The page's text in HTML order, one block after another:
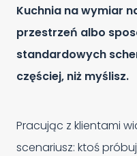
Kuchnia na wymiar
przestrzeń albo
standardowych
częściej, niż myślisz.
Pracując z klientami
scenariusz: ktoś